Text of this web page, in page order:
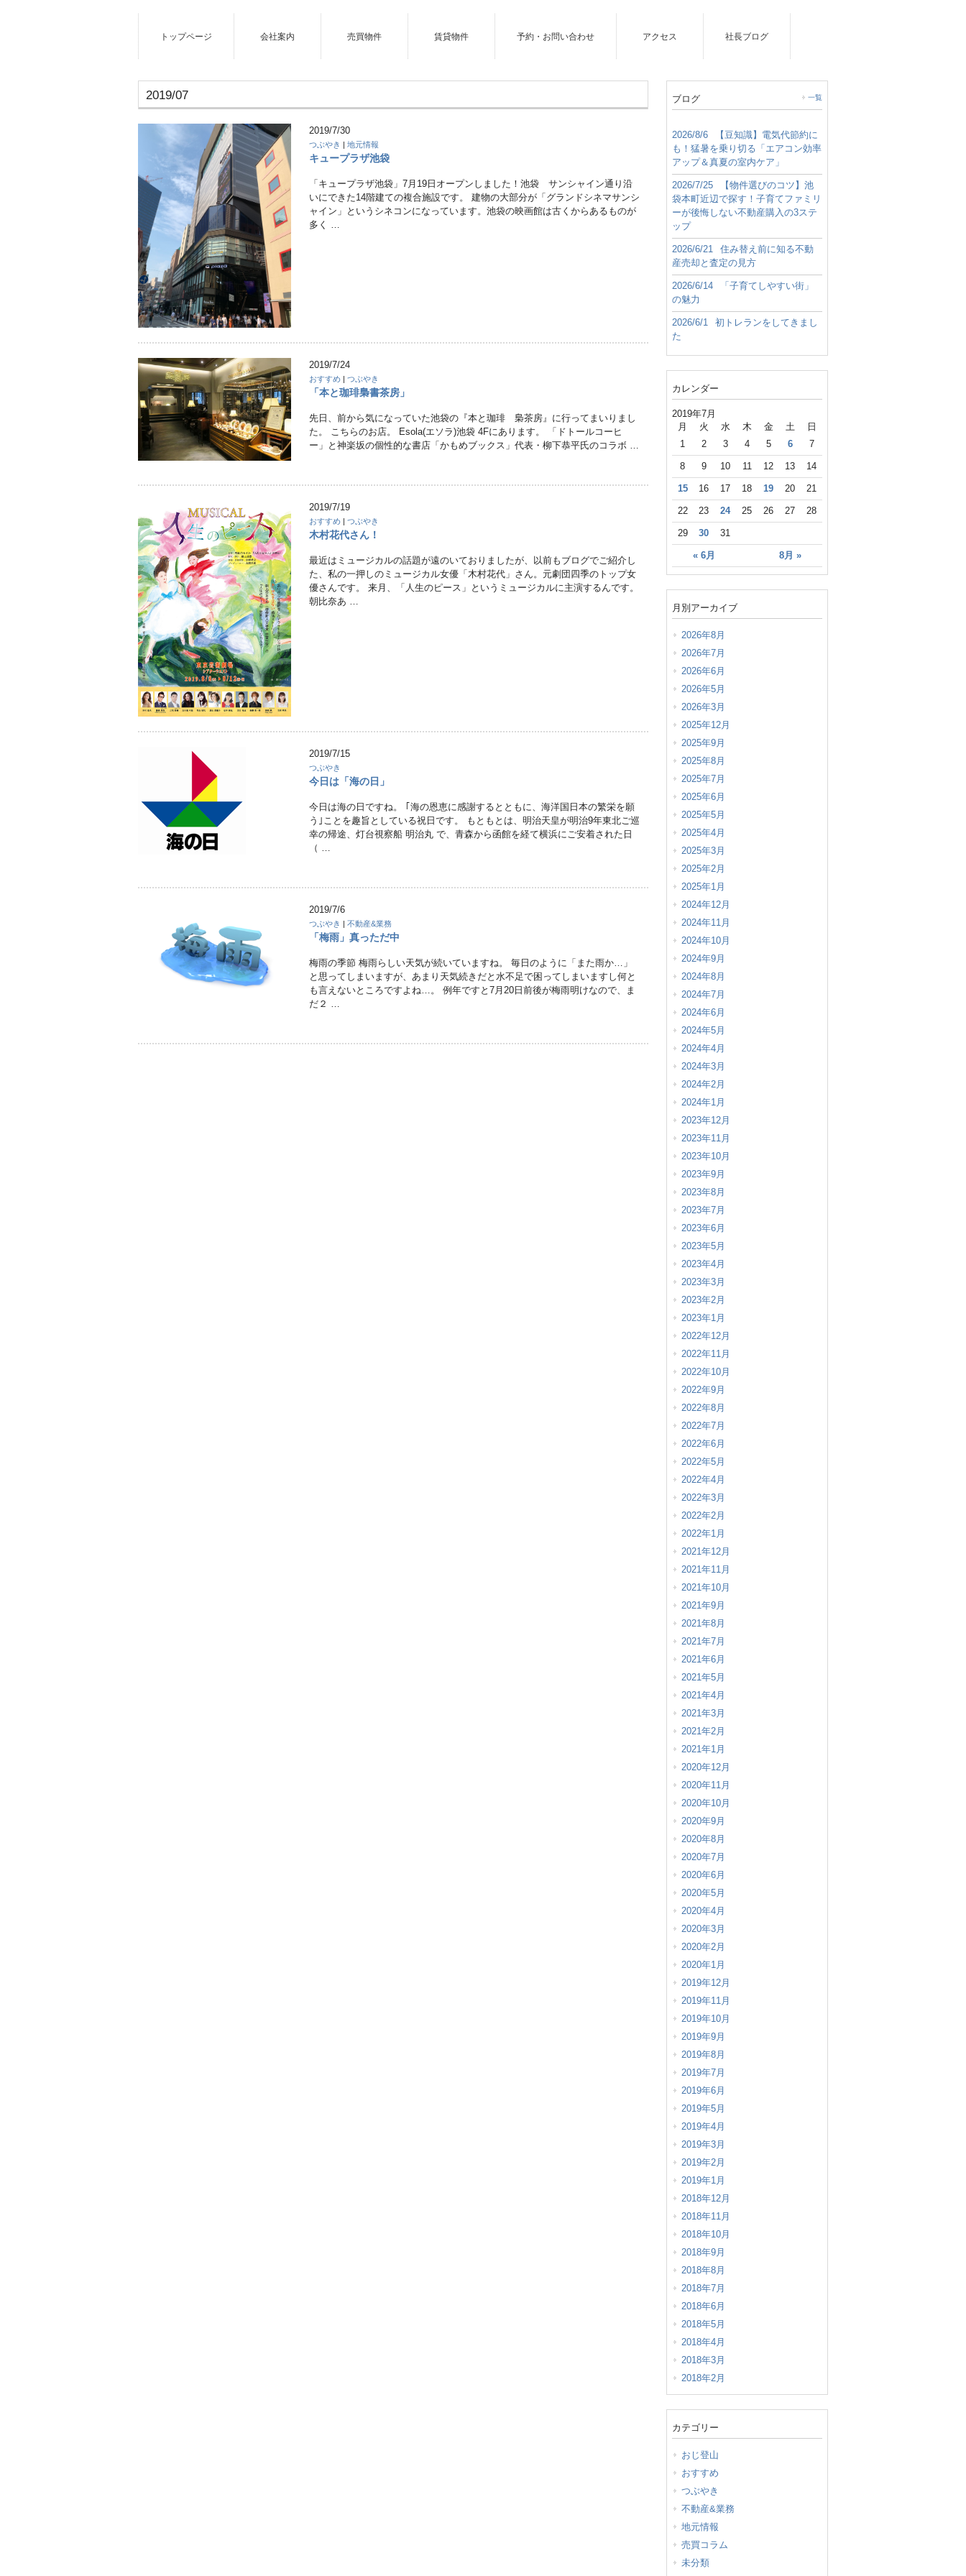
トップページ 会社案内 売買物件 賃貸物件 予約・お問い合わせ アクセス 社長ブログ
2019/07
2019/7/30
つぶやき |地元情報
キュープラザ池袋
「キュープラザ池袋」7月19日オープンしました！池袋 サンシャイン通り沿
いにできた14階建ての複合施設です。 建物の大部分が「グランドシネマサンシ
ャイン」というシネコンになっています。池袋の映画館は古くからあるものが
多く …
2019/7/24
おすすめ |つぶやき
「本と珈琲梟書茶房」
先日、前から気になっていた池袋の『本と珈琲 梟茶房』に行ってまいりまし
た。 こちらのお店。 Esola(エソラ)池袋 4Fにあります。 「ドトールコーヒ
ー」と神楽坂の個性的な書店「かもめブックス」代表・柳下恭平氏のコラボ …
2019/7/19
おすすめ |つぶやき
木村花代さん！
最近はミュージカルの話題が遠のいておりましたが、以前もブログでご紹介し
た、私の一押しのミュージカル女優「木村花代」さん。元劇団四季のトップ女
優さんです。 来月、「人生のピース」というミュージカルに主演するんです。
朝比奈あ …
2019/7/15
つぶやき
今日は「海の日」
今日は海の日ですね。 ｢海の恩恵に感謝するとともに、海洋国日本の繁栄を願
う｣ことを趣旨としている祝日です。 もともとは、明治天皇が明治9年東北ご巡
幸の帰途、灯台視察船 明治丸 で、青森から函館を経て横浜にご安着された日
（ …
2019/7/6
つぶやき |不動産&業務
「梅雨」真っただ中
梅雨の季節 梅雨らしい天気が続いていますね。 毎日のように「また雨か…」
と思ってしまいますが、あまり天気続きだと水不足で困ってしまいますし何と
も言えないところですよね…。 例年ですと7月20日前後が梅雨明けなので、ま
だ２ …
ブログ 一覧
2026/8/6
【豆知識】電気代節約に
も！猛暑を乗り切る「エアコン効率
アップ＆真夏の室内ケア」
2026/7/25
【物件選びのコツ】池
袋本町近辺で探す！子育てファミリ
ーが後悔しない不動産購入の3ステ
ップ
2026/6/21
住み替え前に知る不動
産売却と査定の見方
2026/6/14
「子育てしやすい街」
の魅力
2026/6/1
初トレランをしてきまし
た
カレンダー
2019年7月
月 火 水 木 金 土 日
« 6月 8月 »
1 2 3 4 5 6 7
8 9 10 11 12 13 14
15 16 17 18 19 20 21
22 23 24 25 26 27 28
29 30 31
月別アーカイブ
2026年8月
2026年7月
2026年6月
2026年5月
2026年3月
2025年12月
2025年9月
2025年8月
2025年7月
2025年6月
2025年5月
2025年4月
2025年3月
2025年2月
2025年1月
2024年12月
2024年11月
2024年10月
2024年9月
2024年8月
2024年7月
2024年6月
2024年5月
2024年4月
2024年3月
2024年2月
2024年1月
2023年12月
2023年11月
2023年10月
2023年9月
2023年8月
2023年7月
2023年6月
2023年5月
2023年4月
2023年3月
2023年2月
2023年1月
2022年12月
2022年11月
2022年10月
2022年9月
2022年8月
2022年7月
2022年6月
2022年5月
2022年4月
2022年3月
2022年2月
2022年1月
2021年12月
2021年11月
2021年10月
2021年9月
2021年8月
2021年7月
2021年6月
2021年5月
2021年4月
2021年3月
2021年2月
2021年1月
2020年12月
2020年11月
2020年10月
2020年9月
2020年8月
2020年7月
2020年6月
2020年5月
2020年4月
2020年3月
2020年2月
2020年1月
2019年12月
2019年11月
2019年10月
2019年9月
2019年8月
2019年7月
2019年6月
2019年5月
2019年4月
2019年3月
2019年2月
2019年1月
2018年12月
2018年11月
2018年10月
2018年9月
2018年8月
2018年7月
2018年6月
2018年5月
2018年4月
2018年3月
2018年2月
カテゴリー
おじ登山
おすすめ
つぶやき
不動産&業務
地元情報
売買コラム
未分類